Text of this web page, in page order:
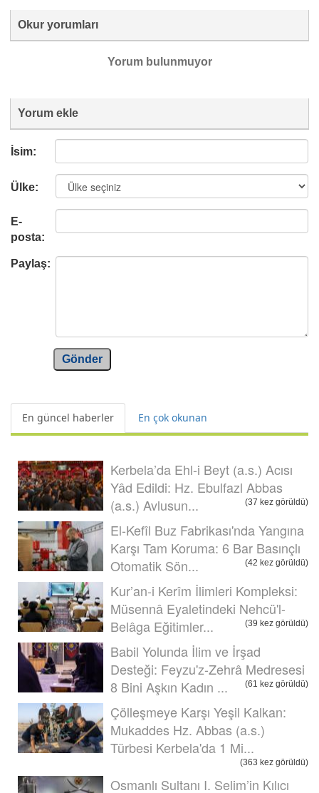
Okur yorumları
Yorum bulunmuyor
Yorum ekle
İsim:
Ülke:
E-
posta:
Paylaş:
Gönder
En güncel haberler En çok okunan
Kerbela’da Ehl-i Beyt (a.s.) Acısı
Yâd Edildi: Hz. Ebulfazl Abbas
(a.s.) Avlusun...
(37 kez görüldü)
El-Kefîl Buz Fabrikası'nda Yangına
Karşı Tam Koruma: 6 Bar Basınçlı
Otomatik Sön...
(42 kez görüldü)
Kur’an-i Kerîm İlimleri Kompleksi:
Müsennâ Eyaletindeki Nehcü'l-
Belâga Eğitimler...
(39 kez görüldü)
Babil Yolunda İlim ve İrşad
Desteği: Feyzu'z-Zehrâ Medresesi
8 Bini Aşkın Kadın ...
(61 kez görüldü)
Çölleşmeye Karşı Yeşil Kalkan:
Mukaddes Hz. Abbas (a.s.)
Türbesi Kerbela'da 1 Mi...
(363 kez görüldü)
Osmanlı Sultanı I. Selim’in Kılıcı